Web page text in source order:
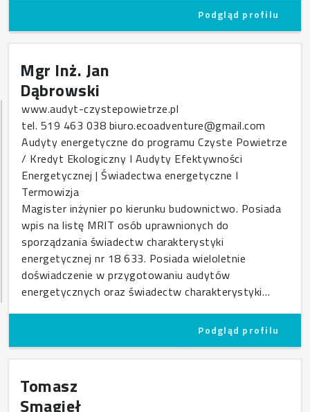
Podgląd profilu
Mgr Inż. Jan
Dąbrowski
www.audyt-czystepowietrze.pl
tel. 519 463 038 biuro.ecoadventure@gmail.com
Audyty energetyczne do programu Czyste Powietrze
/ Kredyt Ekologiczny I Audyty Efektywności
Energetycznej | Świadectwa energetyczne I
Termowizja
Magister inżynier po kierunku budownictwo. Posiada
wpis na listę MRIT osób uprawnionych do
sporządzania świadectw charakterystyki
energetycznej nr 18 633. Posiada wieloletnie
doświadczenie w przygotowaniu audytów
energetycznych oraz świadectw charakterystyki…
Podgląd profilu
Tomasz
Smagieł